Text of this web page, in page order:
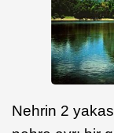
Nehrin 2